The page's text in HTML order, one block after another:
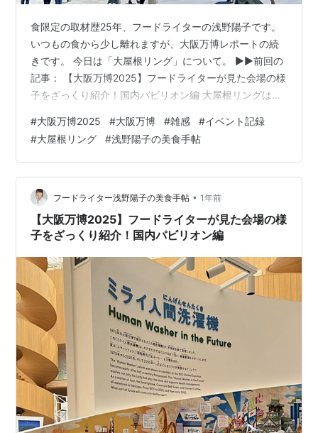
食限定の取材歴25年、フードライターの浅野陽子です。
いつもの食から少し離れますが、大阪万博レポートの続
きです。 今日は「大屋根リング」について。 ▶︎▶︎前回の
記事： 【大阪万博2025】フードライターが見た会場の様
子をざっくり紹介！国内パビリオン編 大屋根リングはや
回と前々回の記事で書いたので、お読みいただければ。
外国を見たこともない若者ならいざ知らず。 気軽に海外
に行ってきた中高年は、万博行ってパビリオン頑張って
並ばなくてもなあ……と思いがちですが、大屋根リングだ
けは現物を見た方がいい。 よくこんなすごいものを作っ
たなあ、と感動。 す…
#大阪万博2025 #大阪万博 #雑感 #イベント記録
#大屋根リング #浅野陽子の美食手帖
フードライター浅野陽子の美食手帖 • 1年前
【大阪万博2025】フードライターが見た会場の様
子をざっくり紹介！国内パビリオン編